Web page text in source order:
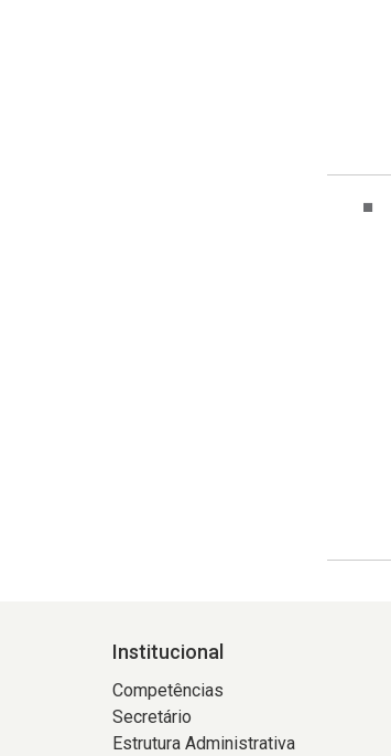
Institucional
Competências
Secretário
Estrutura Administrativa